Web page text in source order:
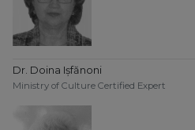
Dr. Doina Ișfănoni
Ministry of Culture Certified Expert